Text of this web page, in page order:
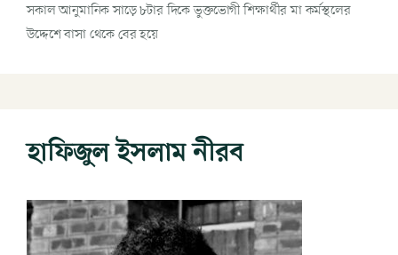
সকাল আনুমানিক সাড়ে ৮টার দিকে ভুক্তভোগী শিক্ষার্থীর মা কর্মস্থলের
উদ্দেশে বাসা থেকে বের হয়ে
হাফিজুল ইসলাম নীরব